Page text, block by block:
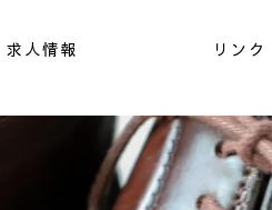
求人情報 リンク